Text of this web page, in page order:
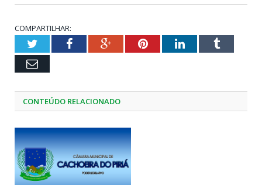
COMPARTILHAR:
TwitterFacebookGoogle+PinterestLinkedInTumblr
Email
CONTEÚDO RELACIONADO